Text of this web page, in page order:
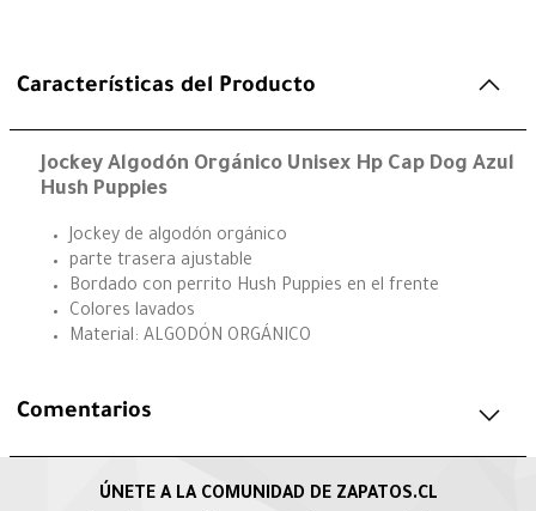
Características del Producto
Jockey Algodón Orgánico Unisex Hp Cap Dog Azul
Hush Puppies
Jockey de algodón orgánico
parte trasera ajustable
Bordado con perrito Hush Puppies en el frente
Colores lavados
Material: ALGODÓN ORGÁNICO
Comentarios